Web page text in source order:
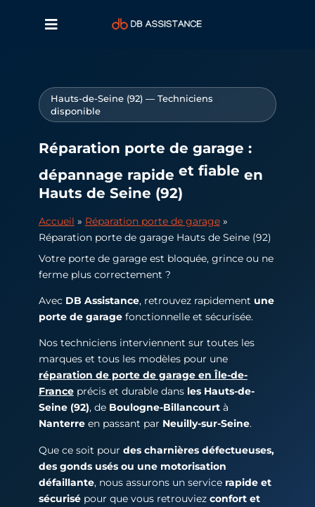
Hauts-de-Seine (92) — Techniciens
disponible
Réparation porte de garage :
dépannage rapide et fiable en
Hauts de Seine (92)
Accueil » Réparation porte de garage»
Réparation porte de garage Hauts de Seine (92)
Votre porte de garage est bloquée, grince ou ne
ferme plus correctement ?
Avec DB Assistance, retrouvez rapidement une
porte de garagefonctionnelle et sécurisée.
Nos techniciens interviennent sur toutes les
marques et tous les modèles pour une
réparation de porte de garage en Île-de-
Franceprécis et durable dans les Hauts-de-
Seine (92), de Boulogne-Billancourtà
Nanterreen passant par Neuilly-sur-Seine.
Que ce soit pour des charnières défectueuses,
des gonds usés ou une motorisation
défaillante, nous assurons un service rapide et
sécurisépour que vous retrouviez confort et